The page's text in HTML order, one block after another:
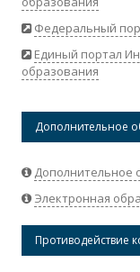
Федеральный
Единый портал
образования
Дополнительное
Дополнительное
Электронная
Противодействие